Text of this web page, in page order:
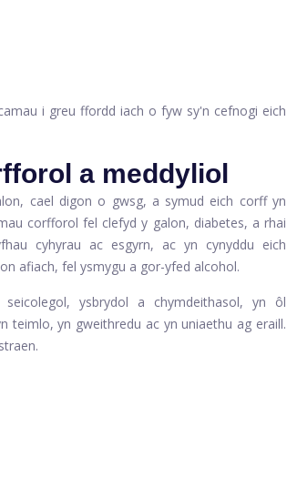
i greu ffordd iach o fyw sy'n cefnogi eich
a meddyliol
cael digon o gwsg, a symud eich corff yn
corfforol fel clefyd y galon, diabetes, a rhai
cyhyrau ac esgyrn, ac yn cynyddu eich
afiach, fel ysmygu a gor-yfed alcohol.
ysbrydol a chymdeithasol, yn ôl
teimlo, yn gweithredu ac yn uniaethu ag eraill.